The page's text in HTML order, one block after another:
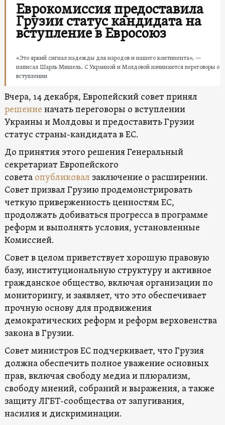
Еврокомиссия предоставила
Грузии статус кандидата на
вступление в Евросоюз
«Это яркий сигнал надежды для народов и нашего континента», —
написал Шарль Мишель. С Украиной и Молдовой начинаются переговоры о
вступлении
Вчера, 14 декабря, Европейский совет принял
решение начать переговоры о вступлении
Украины и Молдовы и предоставить Грузии
статус страны-кандидата в ЕС.
До принятия этого решения Генеральный
секретариат Европейского
совета опубликовал заключение о расширении.
Совет призвал Грузию продемонстрировать
четкую приверженность ценностям ЕС,
продолжать добиваться прогресса в программе
реформ и выполнять условия, установленные
Комиссией.
Совет в целом приветствует хорошую правовую
базу, институциональную структуру и активное
гражданское общество, включая организации по
мониторингу, и заявляет, что это обеспечивает
прочную основу для продвижения
демократических реформ и реформ верховенства
закона в Грузии.
Совет министров ЕС подчеркивает, что Грузия
должна обеспечить полное уважение основных
прав, включая свободу медиа и плюрализм,
свободу мнений, собраний и выражения, а также
защиту ЛГБТ-сообщества от запугивания,
насилия и дискриминации.